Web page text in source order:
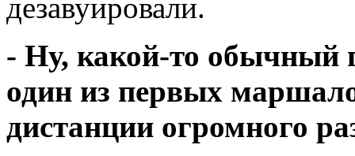
дезавуировали.
- Ну, какой-то обычный
один из первых
дистанции огромного